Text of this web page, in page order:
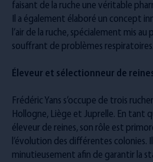
faisant de la ruche une véritable
Il a également élaboré un concept
l’air de la ruche, spécialement mis
souffrant de problèmes respiratoires.
Éleveur et sélectionneur de
Frédéric Yans s’occupe de trois
Hollogne, Liège et Juprelle. En tant
éleveur de reines, son rôle est
l’évolution des différentes colonies.
minutieusement afin de garantir la